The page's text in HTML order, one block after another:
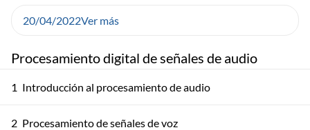
Procesamiento digital de señales de audio
1 Introducción al procesamiento de audio
2 Procesamiento de señales de voz
20/04/2022Ver más